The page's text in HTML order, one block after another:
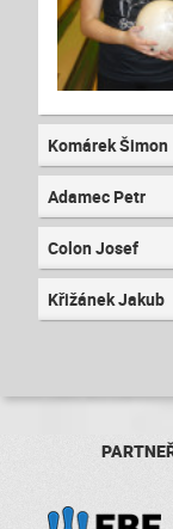
Komárek Šimon
Adamec Petr
Colon Josef
Křižánek Jakub